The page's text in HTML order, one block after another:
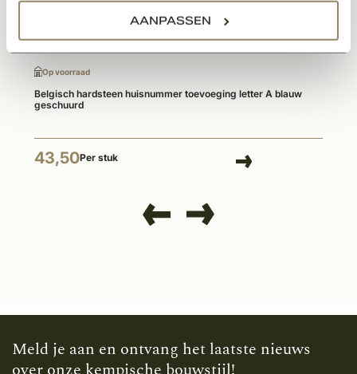
AANPASSEN
Op voorraad
Belgisch hardsteen huisnummer toevoeging letter A blauw
geschuurd
43,50Per stuk
Meld je aan en ontvang het laatste nieuws